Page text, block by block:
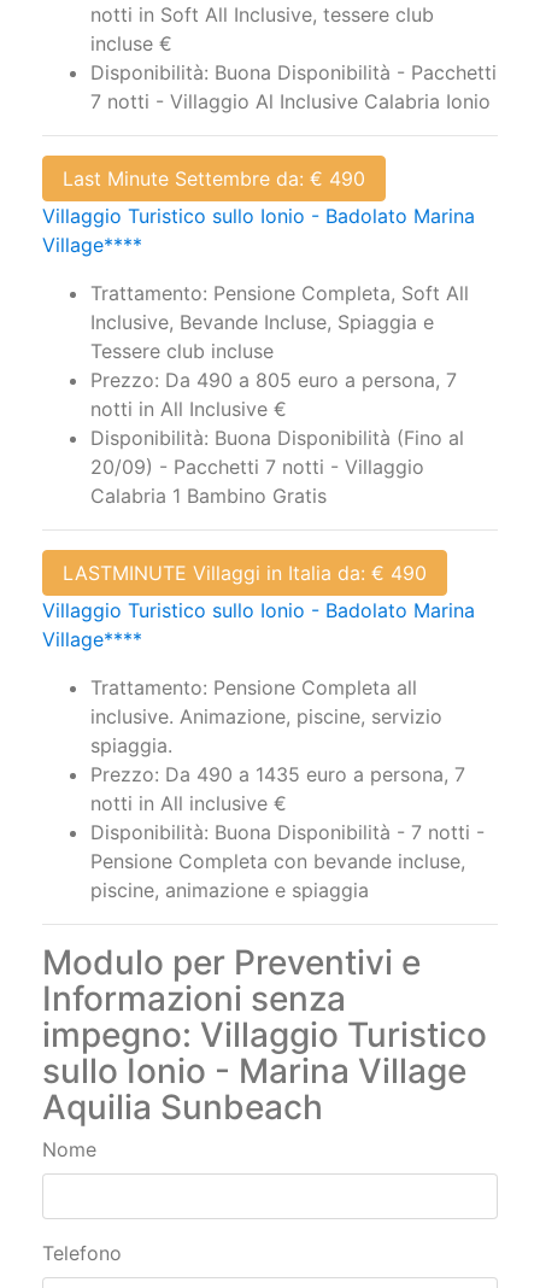
notti in Soft All Inclusive, tessere club
incluse €
Disponibilità: Buona Disponibilità - Pacchetti
7 notti - Villaggio Al Inclusive Calabria Ionio
Last Minute Settembre da: € 490
Villaggio Turistico sullo Ionio - Badolato Marina
Village****
Trattamento: Pensione Completa, Soft All
Inclusive, Bevande Incluse, Spiaggia e
Tessere club incluse
Prezzo: Da 490 a 805 euro a persona, 7
notti in All Inclusive €
Disponibilità: Buona Disponibilità (Fino al
20/09) - Pacchetti 7 notti - Villaggio
Calabria 1 Bambino Gratis
LASTMINUTE Villaggi in Italia da: € 490
Villaggio Turistico sullo Ionio - Badolato Marina
Village****
Trattamento: Pensione Completa all
inclusive. Animazione, piscine, servizio
spiaggia.
Prezzo: Da 490 a 1435 euro a persona, 7
notti in All inclusive €
Disponibilità: Buona Disponibilità - 7 notti -
Pensione Completa con bevande incluse,
piscine, animazione e spiaggia
Modulo per Preventivi e
Informazioni senza
impegno: Villaggio Turistico
sullo Ionio - Marina Village
Aquilia Sunbeach
Nome
Telefono